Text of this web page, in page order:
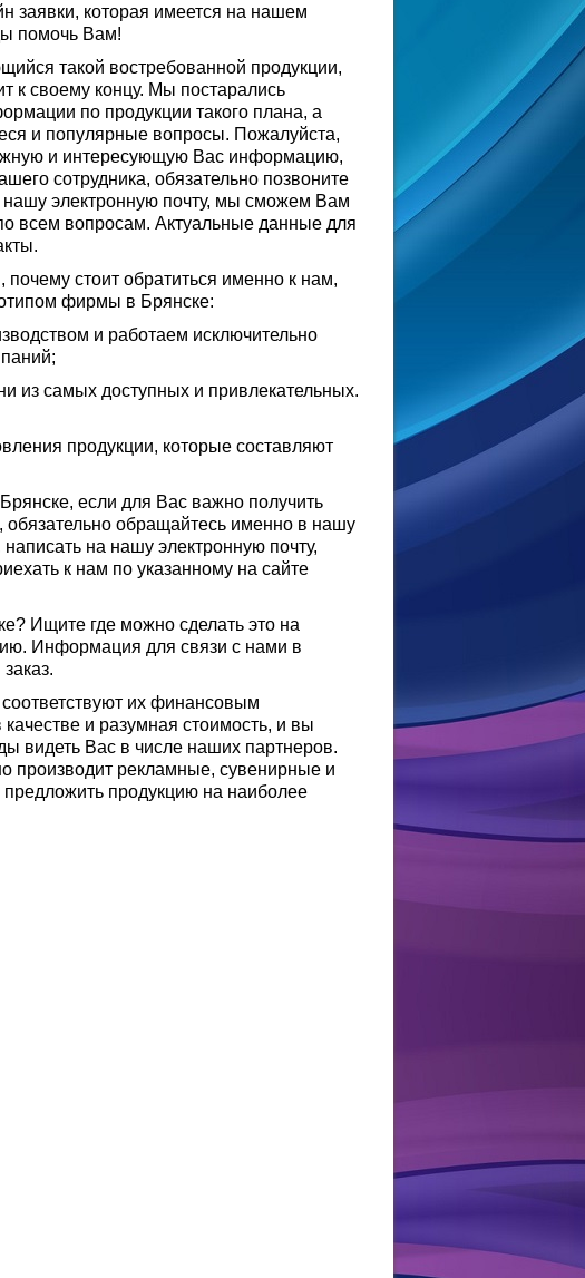
заявки, которая имеется на нашем
помочь Вам!
такой востребованной продукции,
к своему концу. Мы постарались
по продукции такого плана, а
и популярные вопросы. Пожалуйста,
и интересующую Вас информацию,
сотрудника, обязательно позвоните
электронную почту, мы сможем Вам
всем вопросам. Актуальные данные для
стоит обратиться именно к нам,
фирмы в Брянске:
и работаем исключительно
из самых доступных и привлекательных.
продукции, которые составляют
если для Вас важно получить
обязательно обращайтесь именно в нашу
на нашу электронную почту,
к нам по указанному на сайте
Ищите где можно сделать это на
Информация для связи с нами в
их финансовым
и разумная стоимость, и вы
видеть Вас в числе наших партнеров.
производит рекламные, сувенирные и
продукцию на наиболее